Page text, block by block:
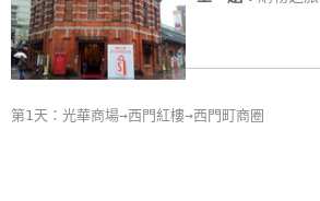
第1天：光華商場→西門紅樓→西門町商圈